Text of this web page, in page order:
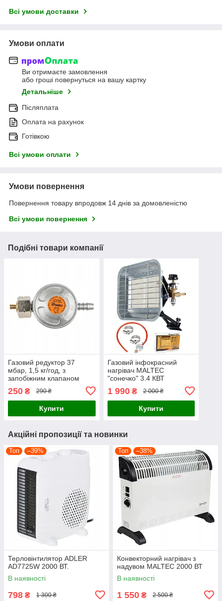
Всі умови доставки
Умови оплати
Ви отримаєте замовлення
або гроші повернуться на вашу картку
Детальніше
Післяплата
Оплата на рахунок
Готівкою
Всі умови оплати
Умови повернення
Повернення товару впродовж 14 днів за домовленістю
Всі умови повернення
Подібні товари компанії
Газовий редуктор 37
мбар, 1,5 кг/год, з
запобіжним клапаном
250 ₴ 290 ₴
Купити
Газовий інфокрасний
нагрівач MALTEC
"сонечко" 3.4 КВТ
1 990₴ 2 000 ₴
Купити
Акційні пропозиції та новинки
Топ –39%
Терловінтилятор ADLER
AD7725W 2000 ВТ.
В наявності
798 ₴ 1 300 ₴
Топ –38%
Конвекторний нагрівач з
надувом MALTEC 2000 ВТ
В наявності
1 550 ₴ 2 500 ₴